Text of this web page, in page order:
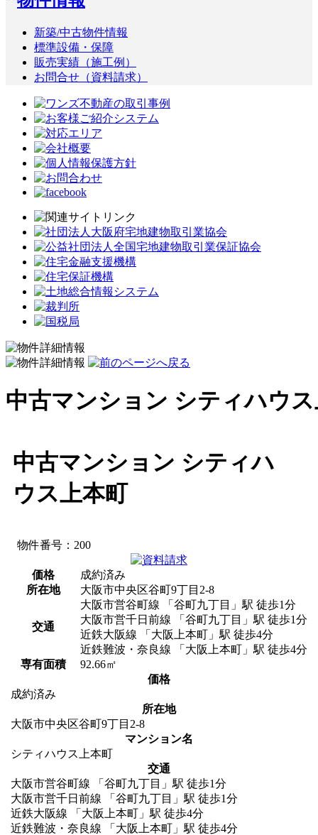
新築/中古物件情報
標準設備・保障
販売実績（施工例）
お問合せ（資料請求）
中古マンション シティハウ
中古マンション シティハ
ウス上本町
物件番号：200
価格
成約済み
所在地
大阪市中央区谷町9丁目2-8
交通
大阪市営谷町線 「谷町九丁目」駅 徒歩1分
大阪市営千日前線 「谷町九丁目」駅 徒歩1分
近鉄大阪線 「大阪上本町」駅 徒歩4分
近鉄難波・奈良線 「大阪上本町」駅 徒歩4分
専有面積
92.66㎡
価格
成約済み
所在地
大阪市中央区谷町9丁目2-8
マンション名
シティハウス上本町
交通
大阪市営谷町線 「谷町九丁目」駅 徒歩1分
大阪市営千日前線 「谷町九丁目」駅 徒歩1分
近鉄大阪線 「大阪上本町」駅 徒歩4分
近鉄難波・奈良線 「大阪上本町」駅 徒歩4分